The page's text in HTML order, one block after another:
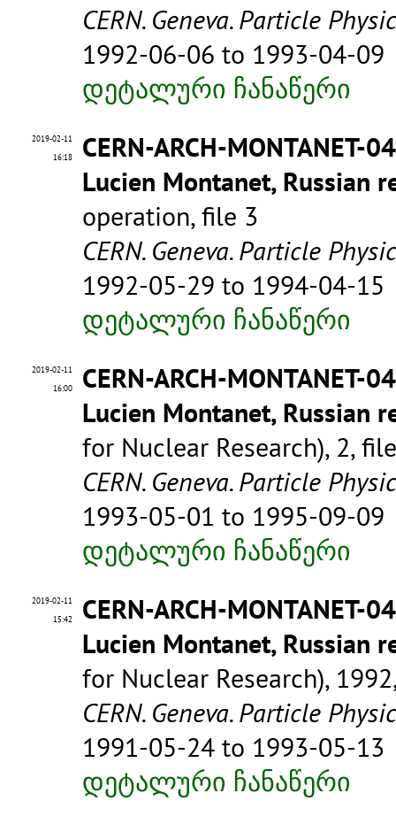
CERN. Geneva. Particle
1992-06-06 to 1993-04-09
დეტალური ჩანაწერი
2019-02-11
16:18
CERN-ARCH-MONTANET-
Lucien Montanet, Russian
operation, file 3
CERN. Geneva. Particle
1992-05-29 to 1994-04-15
დეტალური ჩანაწერი
2019-02-11
16:00
CERN-ARCH-MONTANET-
Lucien Montanet, Russian
for Nuclear Research), 2,
CERN. Geneva. Particle
1993-05-01 to 1995-09-09
დეტალური ჩანაწერი
2019-02-11
15:42
CERN-ARCH-MONTANET-
Lucien Montanet, Russian
for Nuclear Research),
CERN. Geneva. Particle
1991-05-24 to 1993-05-13
დეტალური ჩანაწერი